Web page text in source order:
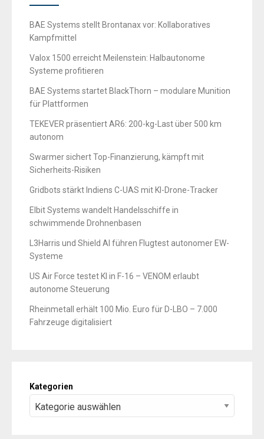
BAE Systems stellt Brontanax vor: Kollaboratives
Kampfmittel
Valox 1500 erreicht Meilenstein: Halbautonome
Systeme profitieren
BAE Systems startet BlackThorn – modulare Munition
für Plattformen
TEKEVER präsentiert AR6: 200-kg-Last über 500 km
autonom
Swarmer sichert Top-Finanzierung, kämpft mit
Sicherheits-Risiken
Gridbots stärkt Indiens C-UAS mit KI-Drone-Tracker
Elbit Systems wandelt Handelsschiffe in
schwimmende Drohnenbasen
L3Harris und Shield AI führen Flugtest autonomer EW-
Systeme
US Air Force testet KI in F-16 – VENOM erlaubt
autonome Steuerung
Rheinmetall erhält 100 Mio. Euro für D-LBO – 7.000
Fahrzeuge digitalisiert
Kategorien